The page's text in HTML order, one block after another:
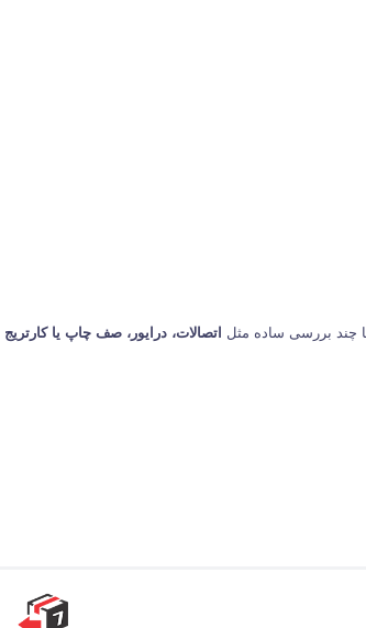
چند بررسی ساده مثل اتصالات، درایور، صف چاپ یا کارتریج